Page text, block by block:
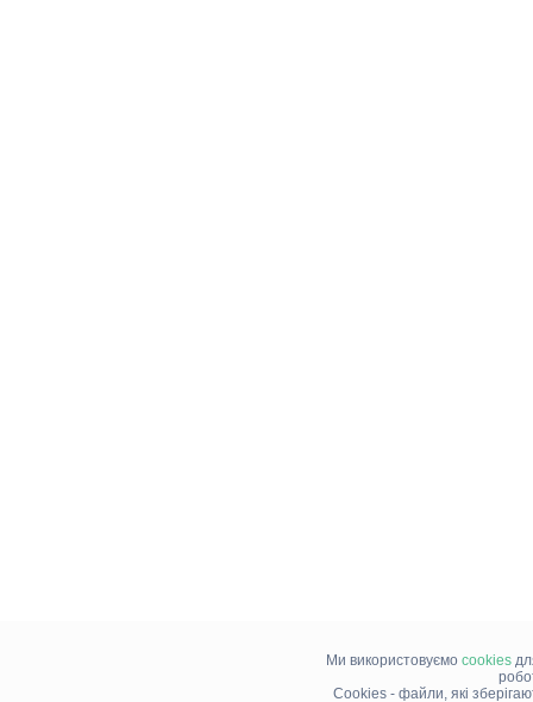
Ми використовуємо cookies
Cookies - файли, які